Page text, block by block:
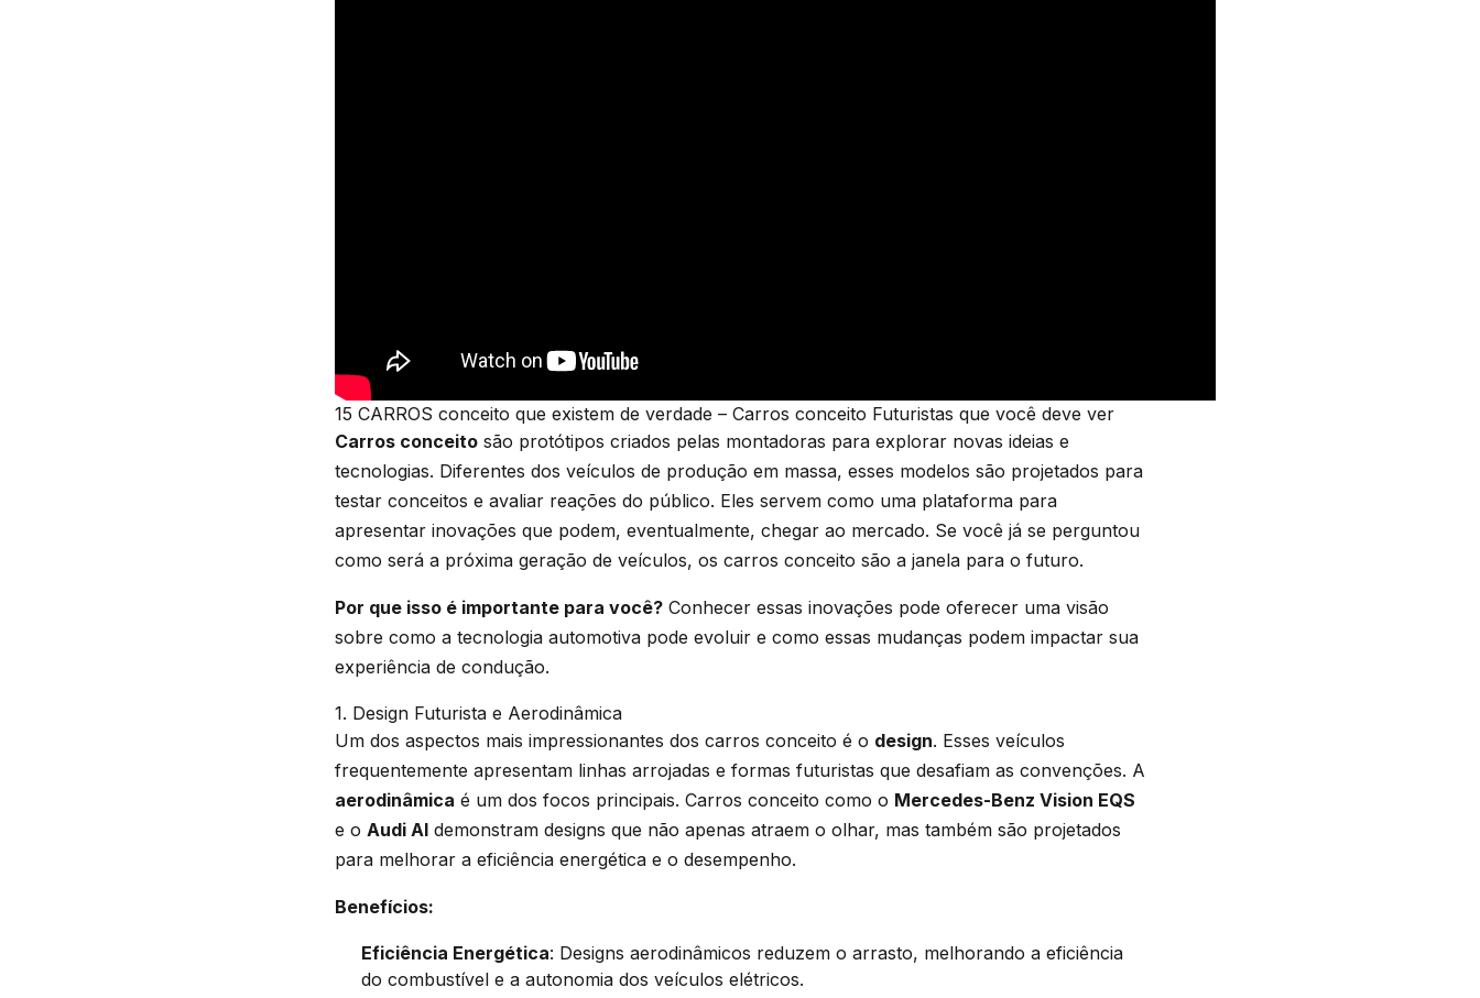
15 CARROS conceito que existem de verdade – Carros conceito Futuristas que você deve ver
Carros conceito são protótipos criados pelas montadoras para explorar novas ideias e
tecnologias. Diferentes dos veículos de produção em massa, esses modelos são projetados para
testar conceitos e avaliar reações do público. Eles servem como uma plataforma para
apresentar inovações que podem, eventualmente, chegar ao mercado. Se você já se perguntou
como será a próxima geração de veículos, os carros conceito são a janela para o futuro.
Por que isso é importante para você? Conhecer essas inovações pode oferecer uma visão
sobre como a tecnologia automotiva pode evoluir e como essas mudanças podem impactar sua
experiência de condução.
1. Design Futurista e Aerodinâmica
Um dos aspectos mais impressionantes dos carros conceito é o design. Esses veículos
frequentemente apresentam linhas arrojadas e formas futuristas que desafiam as convenções. A
aerodinâmica é um dos focos principais. Carros conceito como o Mercedes-Benz Vision EQS
e o Audi AI demonstram designs que não apenas atraem o olhar, mas também são projetados
para melhorar a eficiência energética e o desempenho.
Benefícios:
Eficiência Energética: Designs aerodinâmicos reduzem o arrasto, melhorando a eficiência
do combustível e a autonomia dos veículos elétricos.